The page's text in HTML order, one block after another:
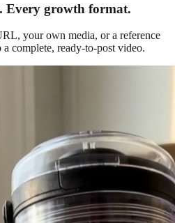
Every growth format.
your own media, or a reference
complete, ready-to-post video.